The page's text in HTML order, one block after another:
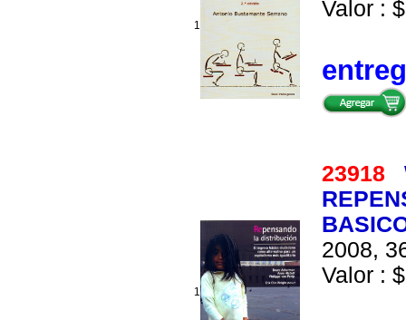
1
Valor :
1
23918
2008,
Valor :